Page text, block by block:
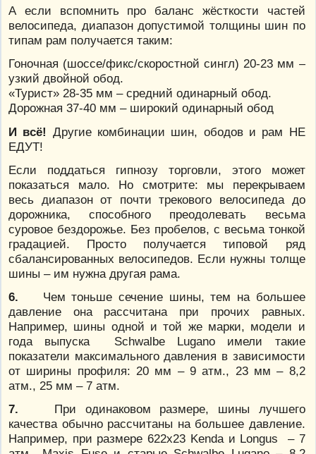
А если вспомнить про баланс жёсткости частей
велосипеда, диапазон допустимой толщины шин по
типам рам получается таким:
Гоночная (шоссе/фикс/скоростной сингл) 20-23 мм –
узкий двойной обод.
«Турист» 28-35 мм – средний одинарный обод.
Дорожная 37-40 мм – широкий одинарный обод
И всё! Другие комбинации шин, ободов и рам НЕ
ЕДУТ!
Если поддаться гипнозу торговли, этого может
показаться мало. Но смотрите: мы перекрываем
весь диапазон от почти трекового велосипеда до
дорожника, способного преодолевать весьма
суровое бездорожье. Без пробелов, с весьма тонкой
градацией. Просто получается типовой ряд
сбалансированных велосипедов. Если нужны толще
шины – им нужна другая рама.
6. Чем тоньше сечение шины, тем на большее
давление она рассчитана при прочих равных.
Например, шины одной и той же марки, модели и
года выпуска Schwalbe Lugano имели такие
показатели максимального давления в зависимости
от ширины профиля: 20 мм – 9 атм., 23 мм – 8,2
атм., 25 мм – 7 атм.
7. При одинаковом размере, шины лучшего
качества обычно рассчитаны на большее давление.
Например, при размере 622х23 Kenda и Longus – 7